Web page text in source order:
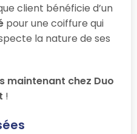
client bénéficie d’un
pour une coiffure qui
la nature de ses
maintenant chez Duo
!